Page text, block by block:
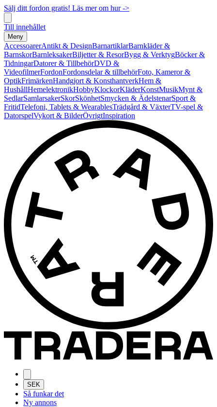
Sälj ditt fordon gratis! Läs mer om hur ->
Till innehållet
Meny
AccessoarerAntikt & DesignBarnartiklarBarnkläder &
BarnskorBarnleksakerBiljetter & ResorBygg & VerktygBöcker &
TidningarDatorer & TillbehörDVD &
VideofilmerFordonFordonsdelar & tillbehörFoto, Kameror &
OptikFrimärkenHandgjort & KonsthantverkHem &
HushållHemelektronikHobbyKlockorKläderKonstMusikMynt &
SedlarSamlarsakerSkorSkönhetSmycken & ÄdelstenarSport &
FritidTelefoni, Tablets & WearablesTrädgård & VäxterTV-spel &
DatorspelVykort & BilderÖvrigtInspiration
SEK
Så funkar det
Ny annons